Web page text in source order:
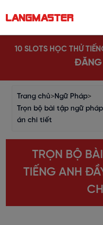
10 SLOTS HỌC THỬ
ĐĂNG
Trang chủ>Ngữ Pháp>
Trọn bộ bài tập ngữ
án chi tiết
TRỌN BỘ
TIẾNG ANH